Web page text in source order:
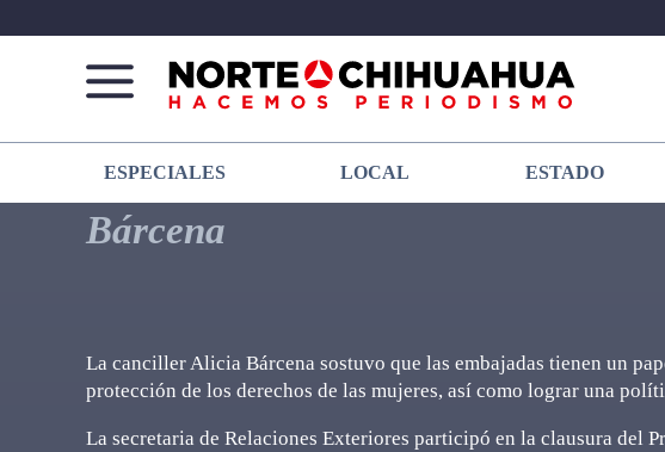
Norte
De
Chihuahua
Más
que
noticias,
hacemos periodismo
ESPECIALES LOCAL ESTADO
Bárcena
La canciller Alicia Bárcena sostuvo que las embajadas tienen un
protección de los derechos de las mujeres, así como lograr una
La secretaria de Relaciones Exteriores participó en la clausura del